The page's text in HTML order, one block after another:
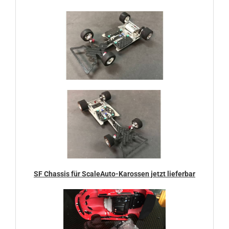
SF Chassis für ScaleAuto-Karossen jetzt lieferbar